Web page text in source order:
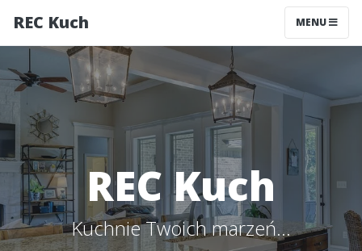
REC Kuch MENU
REC Kuch
Kuchnie Twoich marzeń...